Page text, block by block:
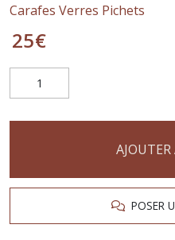
Carafes Verres Pichets
25€
POSER